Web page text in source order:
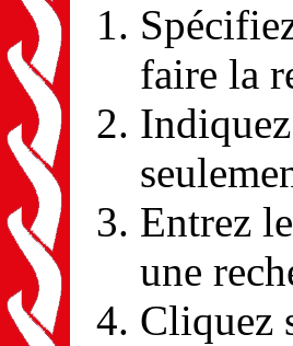
faire la
Entrez
une
Cliquez